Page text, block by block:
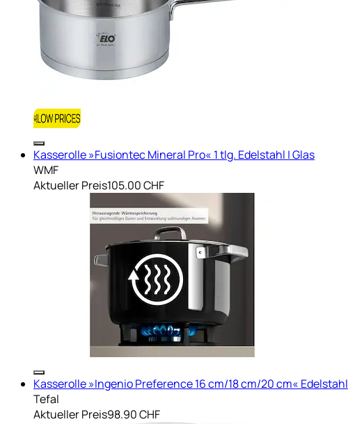
Kasserolle »Fusiontec Mineral Pro« 1 tlg. Edelstahl | Glas
WMF
Aktueller Preis105.00 CHF
Kasserolle »Ingenio Preference 16 cm/18 cm/20 cm« Edelstahl
Tefal
Aktueller Preis98.90 CHF